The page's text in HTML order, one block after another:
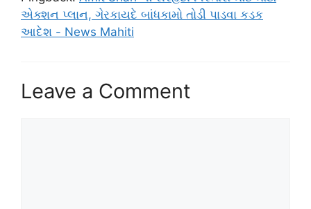
એક્શન પ્લાન, ગેરકાયદે બાંધકામો તોડી પાડવા કડક
આદેશ - News Mahiti
Leave a Comment